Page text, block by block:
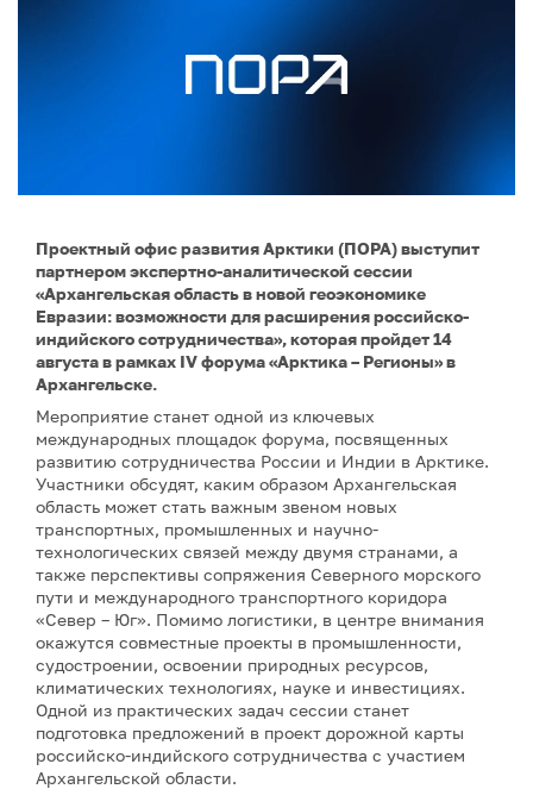
Проектный офис развития Арктики (ПОРА) выступит
партнером экспертно-аналитической сессии
«Архангельская область в новой геоэкономике
Евразии: возможности для расширения российско-
индийского сотрудничества», которая пройдет 14
августа в рамках IV форума «Арктика – Регионы» в
Архангельске.
Мероприятие станет одной из ключевых
международных площадок форума, посвященных
развитию сотрудничества России и Индии в Арктике.
Участники обсудят, каким образом Архангельская
область может стать важным звеном новых
транспортных, промышленных и научно-
технологических связей между двумя странами, а
также перспективы сопряжения Северного морского
пути и международного транспортного коридора
«Север – Юг». Помимо логистики, в центре внимания
окажутся совместные проекты в промышленности,
судостроении, освоении природных ресурсов,
климатических технологиях, науке и инвестициях.
Одной из практических задач сессии станет
подготовка предложений в проект дорожной карты
российско-индийского сотрудничества с участием
Архангельской области.